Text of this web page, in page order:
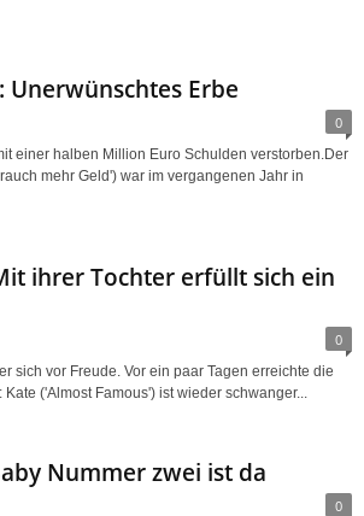
Unerwünschtes Erbe
0
einer halben Million Euro Schulden verstorben.Der
mehr Geld') war im vergangenen Jahr in
ihrer Tochter erfüllt sich ein
0
sich vor Freude. Vor ein paar Tagen erreichte die
('Almost Famous') ist wieder schwanger...
Nummer zwei ist da
0